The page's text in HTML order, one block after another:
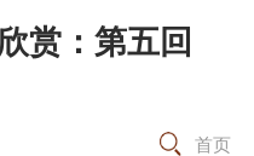
赏：第五回
首页